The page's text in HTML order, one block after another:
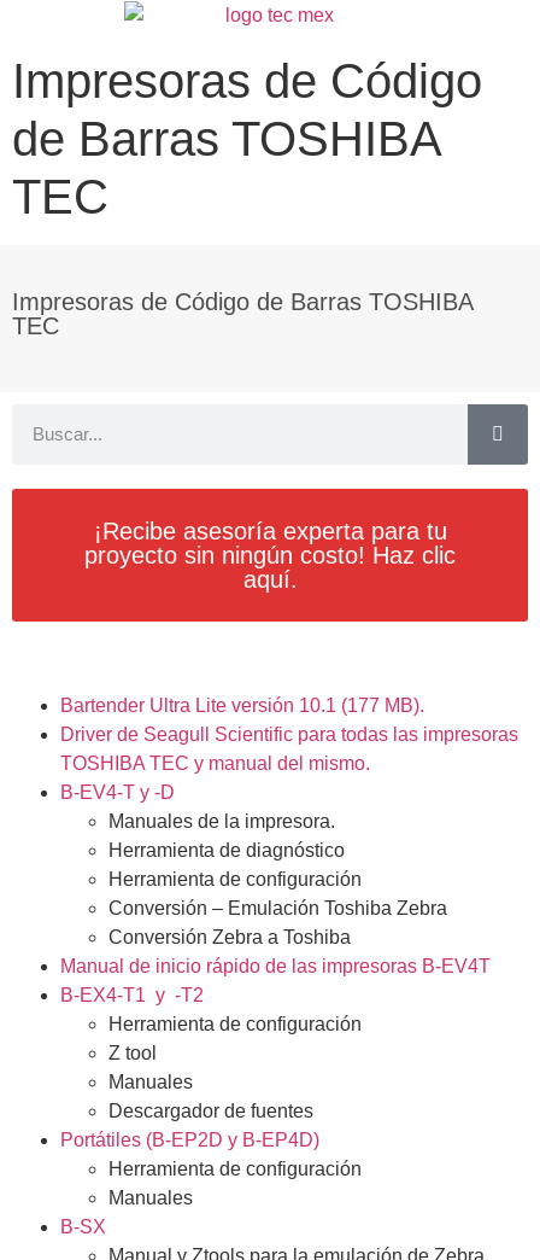
Impresoras de Código
de Barras TOSHIBA
TEC
Impresoras de Código de Barras TOSHIBA
TEC
¡Recibe asesoría experta para tu
proyecto sin ningún costo! Haz clic
aquí.
Bartender Ultra Lite versión 10.1 (177 MB).
Driver de Seagull Scientific para todas las impresoras
TOSHIBA TEC y manual del mismo.
B-EV4-T y -D
Manuales de la impresora.
Herramienta de diagnóstico
Herramienta de configuración
Conversión – Emulación Toshiba Zebra
Conversión Zebra a Toshiba
Manual de inicio rápido de las impresoras B-EV4T
B-EX4-T1 y -T2
Herramienta de configuración
Z tool
Manuales
Descargador de fuentes
Portátiles (B-EP2D y B-EP4D)
Herramienta de configuración
Manuales
B-SX